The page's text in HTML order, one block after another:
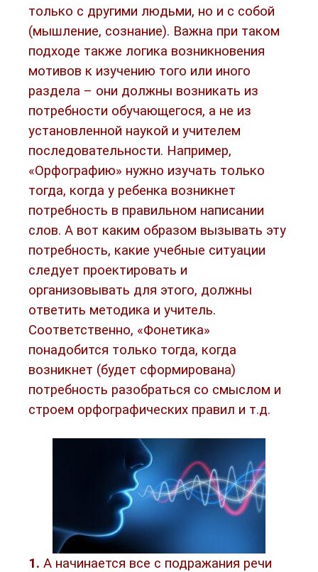
только с другими людьми, но и с собой
(мышление, сознание). Важна при таком
подходе также логика возникновения
мотивов к изучению того или иного
раздела – они должны возникать из
потребности обучающегося, а не из
установленной наукой и учителем
последовательности. Например,
«Орфографию» нужно изучать только
тогда, когда у ребенка возникнет
потребность в правильном написании
слов. А вот каким образом вызывать эту
потребность, какие учебные ситуации
следует проектировать и
организовывать для этого, должны
ответить методика и учитель.
Соответственно, «Фонетика»
понадобится только тогда, когда
возникнет (будет сформирована)
потребность разобраться со смыслом и
строем орфографических правил и т.д.
1. А начинается все с подражания речи